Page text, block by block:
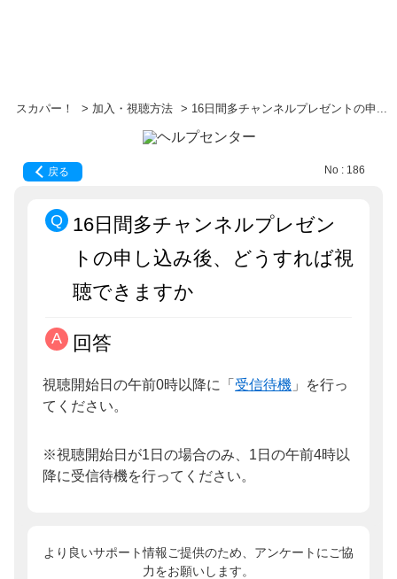
スカパー！ > 加入・視聴方法 > 16日間多チャンネルプレゼントの申...
戻る No : 186
16日間多チャンネルプレゼン
トの申し込み後、どうすれば視
聴できますか
回答
視聴開始日の午前0時以降に「 受信待機 」を行っ
てください。
※視聴開始日が1日の場合のみ、1日の午前4時以
降に受信待機を行ってください。
より良いサポート情報ご提供のため、アンケートにご協
力をお願いします。